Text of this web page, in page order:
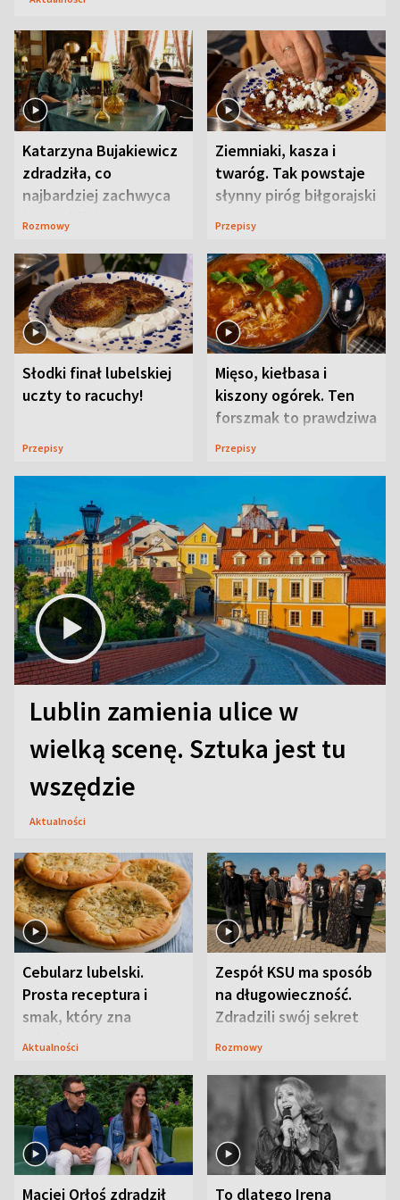
Katarzyna Bujakiewicz
zdradziła, co
najbardziej zachwyca
ją w Lublinie
Rozmowy
Ziemniaki, kasza i
twaróg. Tak powstaje
słynny piróg biłgorajski
Przepisy
Słodki finał lubelskiej
uczty to racuchy!
Przepisy
Mięso, kiełbasa i
kiszony ogórek. Ten
forszmak to prawdziwa
uczta
Przepisy
Lublin zamienia ulice w
wielką scenę. Sztuka jest tu
wszędzie
Aktualności
Cebularz lubelski.
Prosta receptura i
smak, który zna
Lubelszczyzna
Aktualności
Zespół KSU ma sposób
na długowieczność.
Zdradzili swój sekret
Rozmowy
Maciej Orłoś zdradził
To dlatego Irena